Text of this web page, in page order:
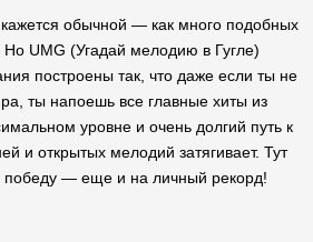
обычной — как много подобных
Но UMG (Угадай мелодию в Гугле)
построены так, что даже если ты не
ты напоешь все главные хиты из
уровне и очень долгий путь к
и открытых мелодий затягивает. Тут
победу — еще и на личный рекорд!